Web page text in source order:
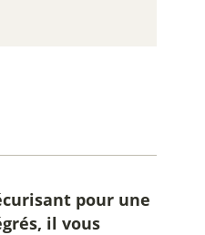
pour une
il vous